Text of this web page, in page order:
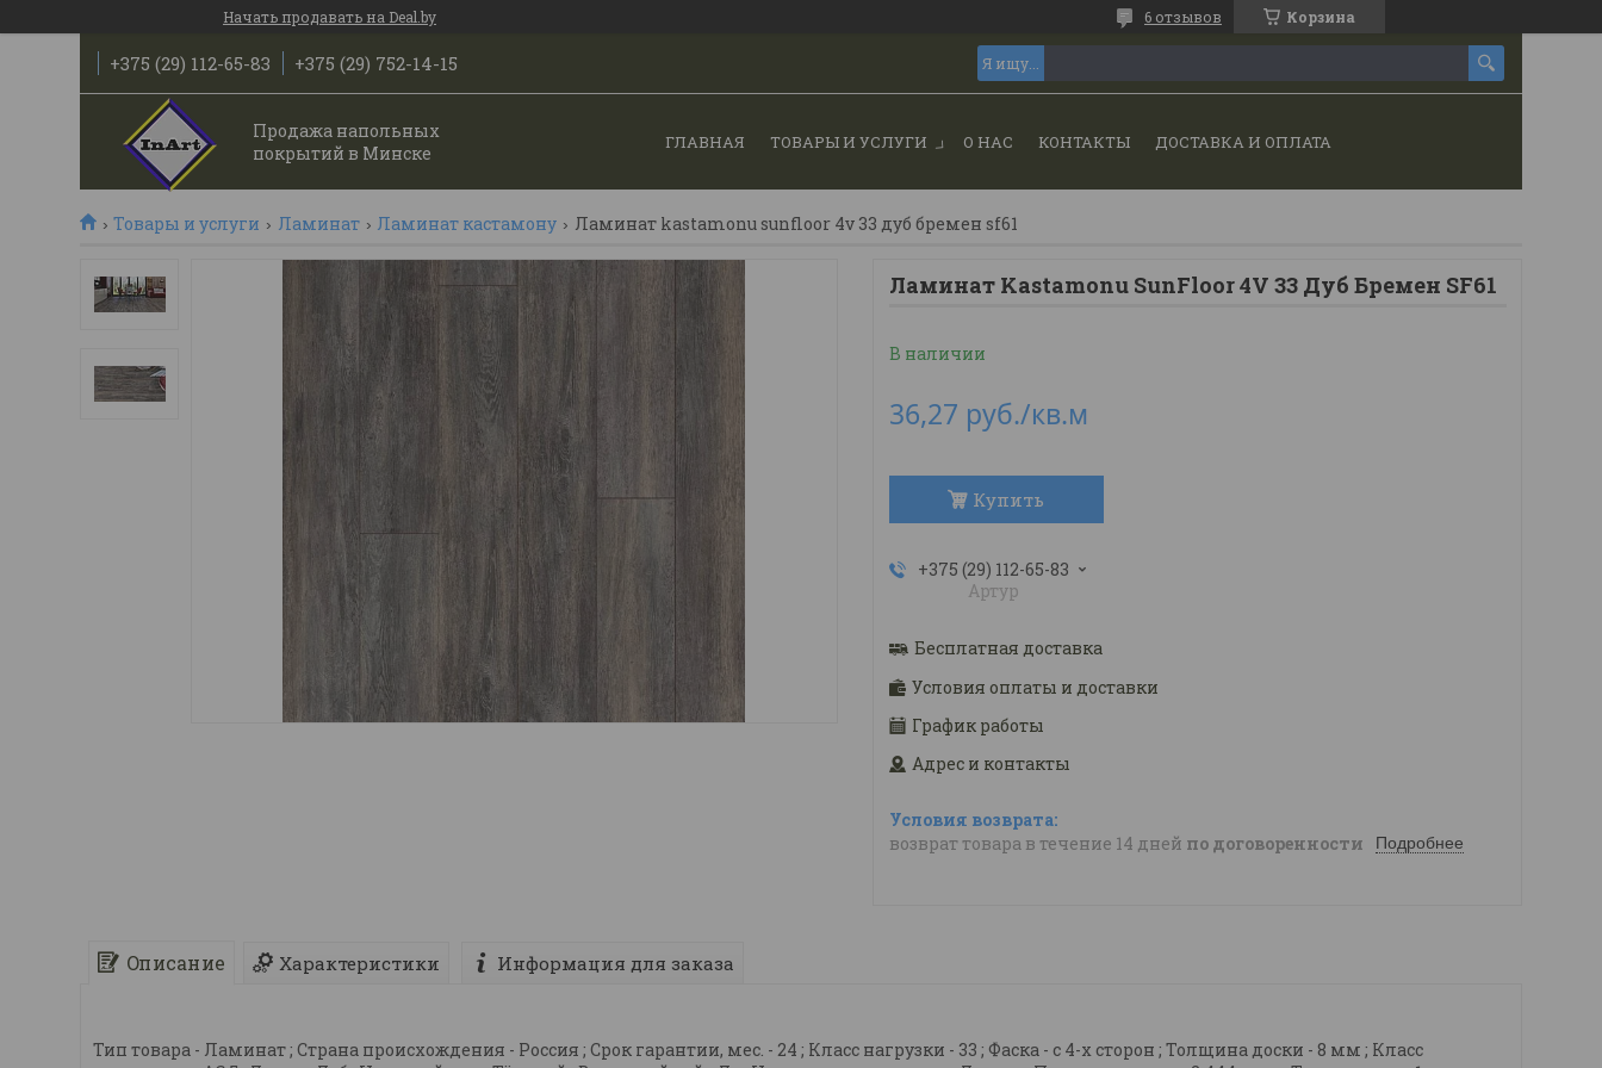
Начать продавать на Deal.by Корзина
6 отзывов
+375 (29) 112-65-83 +375 (29) 752-14-15
Продажа напольных
покрытий в Минске
ГЛАВНАЯ ТОВАРЫ И УСЛУГИ О НАС КОНТАКТЫ ДОСТАВКА И ОПЛАТА
Товары и услуги Ламинат Ламинат кастамону Ламинат kastamonu sunfloor 4v 33 дуб бремен sf61
Ламинат Kastamonu SunFloor 4V 33 Дуб Бремен SF61
В наличии
36,27 руб./кв.м
Купить
+375 (29) 112-65-83
Артур
Бесплатная доставка
Условия оплаты и доставки
График работы
Адрес и контакты
возврат товара в течение 14 дней по договоренности Подробнее
Описание Характеристики Информация для заказа
Тип товара - Ламинат ; Страна происхождения - Россия ; Срок гарантии, мес. - 24 ; Класс нагрузки - 33 ; Фаска - с 4-х сторон ; Толщина доски - 8 мм ; Класс